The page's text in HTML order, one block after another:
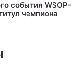
события WSOP-
чемпиона